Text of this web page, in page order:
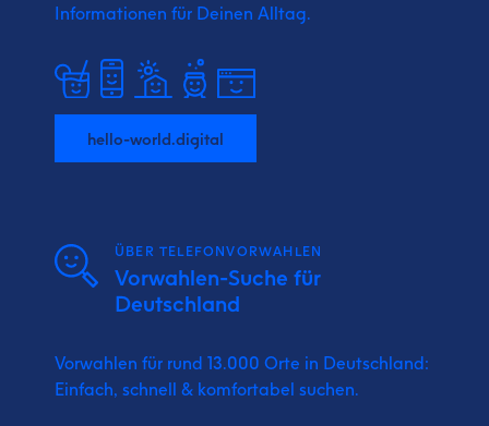
Informationen für Deinen Alltag.
hello-world.digital
ÜBER TELEFONVORWAHLEN
Vorwahlen-Suche für
Deutschland
Vorwahlen für rund 13.000 Orte in Deutschland:
Einfach, schnell & komfortabel suchen.